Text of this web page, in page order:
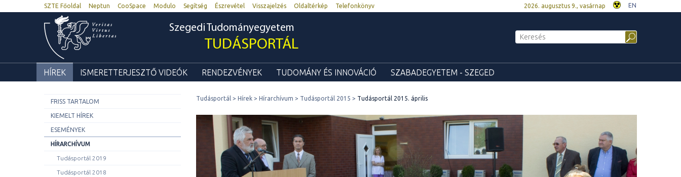
SZTE Főoldal Neptun CooSpace Modulo Segítség Észrevétel Visszajelzés Oldaltérkép Telefonkönyv 2026. augusztus 9., vasárnap EN
Szegedi Tudományegyetem
TUDÁSPORTÁL
HÍREK ISMERETTERJESZTŐ VIDEÓK RENDEZVÉNYEK TUDOMÁNY ÉS INNOVÁCIÓ SZABADEGYETEM - SZEGED
FRISS TARTALOM
KIEMELT HÍREK
ESEMÉNYEK
HÍRARCHÍVUM
Tudásportál 2019
Tudásportál 2018
Tudásportál Hírek Hírarchívum Tudásportál 2015 Tudásportál 2015. április